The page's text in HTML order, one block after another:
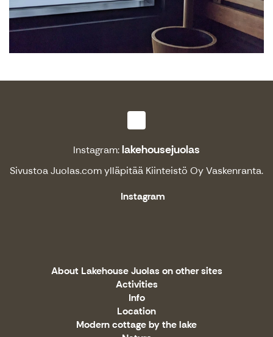
Instagram:lakehousejuolas
SivustoaJuolas.comylläpitää Kiinteistö Oy Vaskenranta.
Instagram
About Lakehouse Juolas on other sites
Activities
Info
Location
Modern cottage by the lake